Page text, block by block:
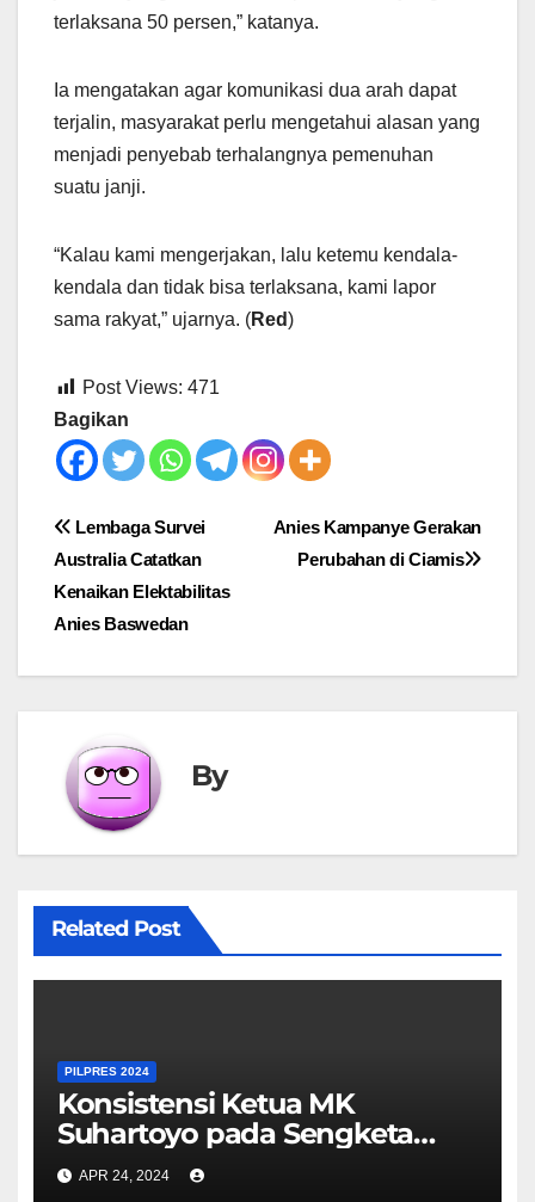
terlaksana 50 persen,” katanya.
Ia mengatakan agar komunikasi dua arah dapat
terjalin, masyarakat perlu mengetahui alasan yang
menjadi penyebab terhalangnya pemenuhan
suatu janji.
“Kalau kami mengerjakan, lalu ketemu kendala-
kendala dan tidak bisa terlaksana, kami lapor
sama rakyat,” ujarnya. (Red)
Post Views: 471
Bagikan
Post
navigation
Anies Kampanye Gerakan
Perubahan di Ciamis
Lembaga Survei
Australia Catatkan
Kenaikan Elektabilitas
Anies Baswedan
By
Related Post
PILPRES 2024
Konsistensi Ketua MK
Suhartoyo pada Sengketa
Pilpres 2024 Dipertanyakan
APR 24, 2024